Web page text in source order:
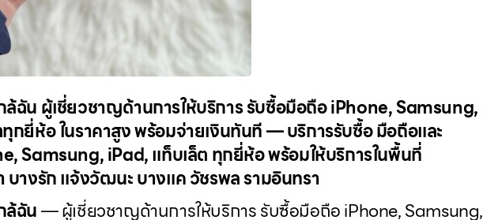
ล้ฉัน ผู้เชี่ยวชาญด้านการให้บริการ รับซื้อมือถือ iPhone, Samsung,
กยี่ห้อ ในราคาสูง พร้อมจ่ายเงินทันที — บริการรับซื้อ มือถือและ
Samsung, iPad, แท็บเล็ต ทุกยี่ห้อ พร้อมให้บริการในพื้นที่
บางรัก แจ้งวัฒนะ บางแค วัชรพล รามอินทรา
ล้ฉัน— ผู้เชี่ยวชาญด้านการให้บริการ รับซื้อมือถือ iPhone, Samsung,